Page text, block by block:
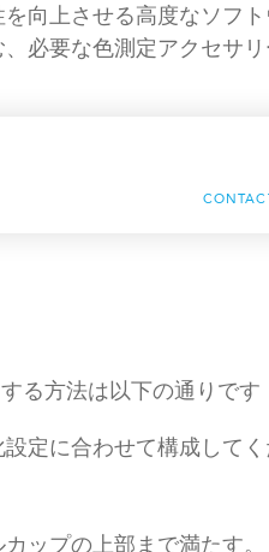
向上させる高度なソフ
必要な色測定アクセサ
る方法は以下の通りです
定に合わせて構成してく
ップの上部まで満たす。